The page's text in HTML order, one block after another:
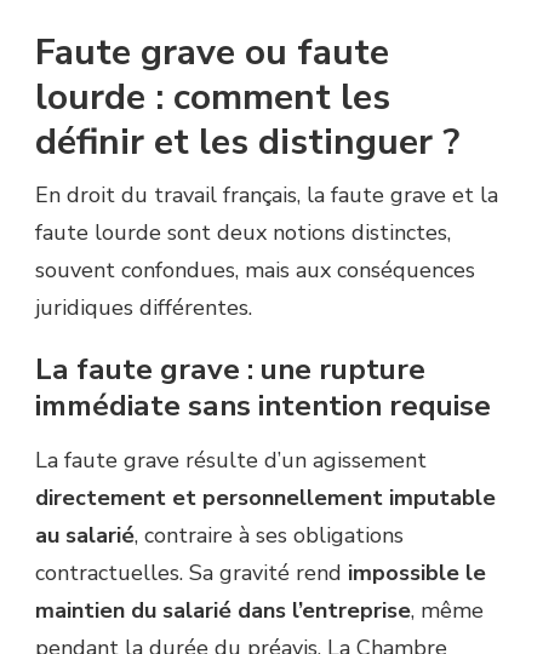
Faute grave ou faute
lourde : comment les
définir et les distinguer ?
En droit du travail français, la faute grave et la
faute lourde sont deux notions distinctes,
souvent confondues, mais aux conséquences
juridiques différentes.
La faute grave : une rupture
immédiate sans intention requise
La faute grave résulte d’un agissement
directement et personnellement imputable
au salarié, contraire à ses obligations
contractuelles. Sa gravité rend impossible le
maintien du salarié dans l’entreprise, même
pendant la durée du préavis. La Chambre